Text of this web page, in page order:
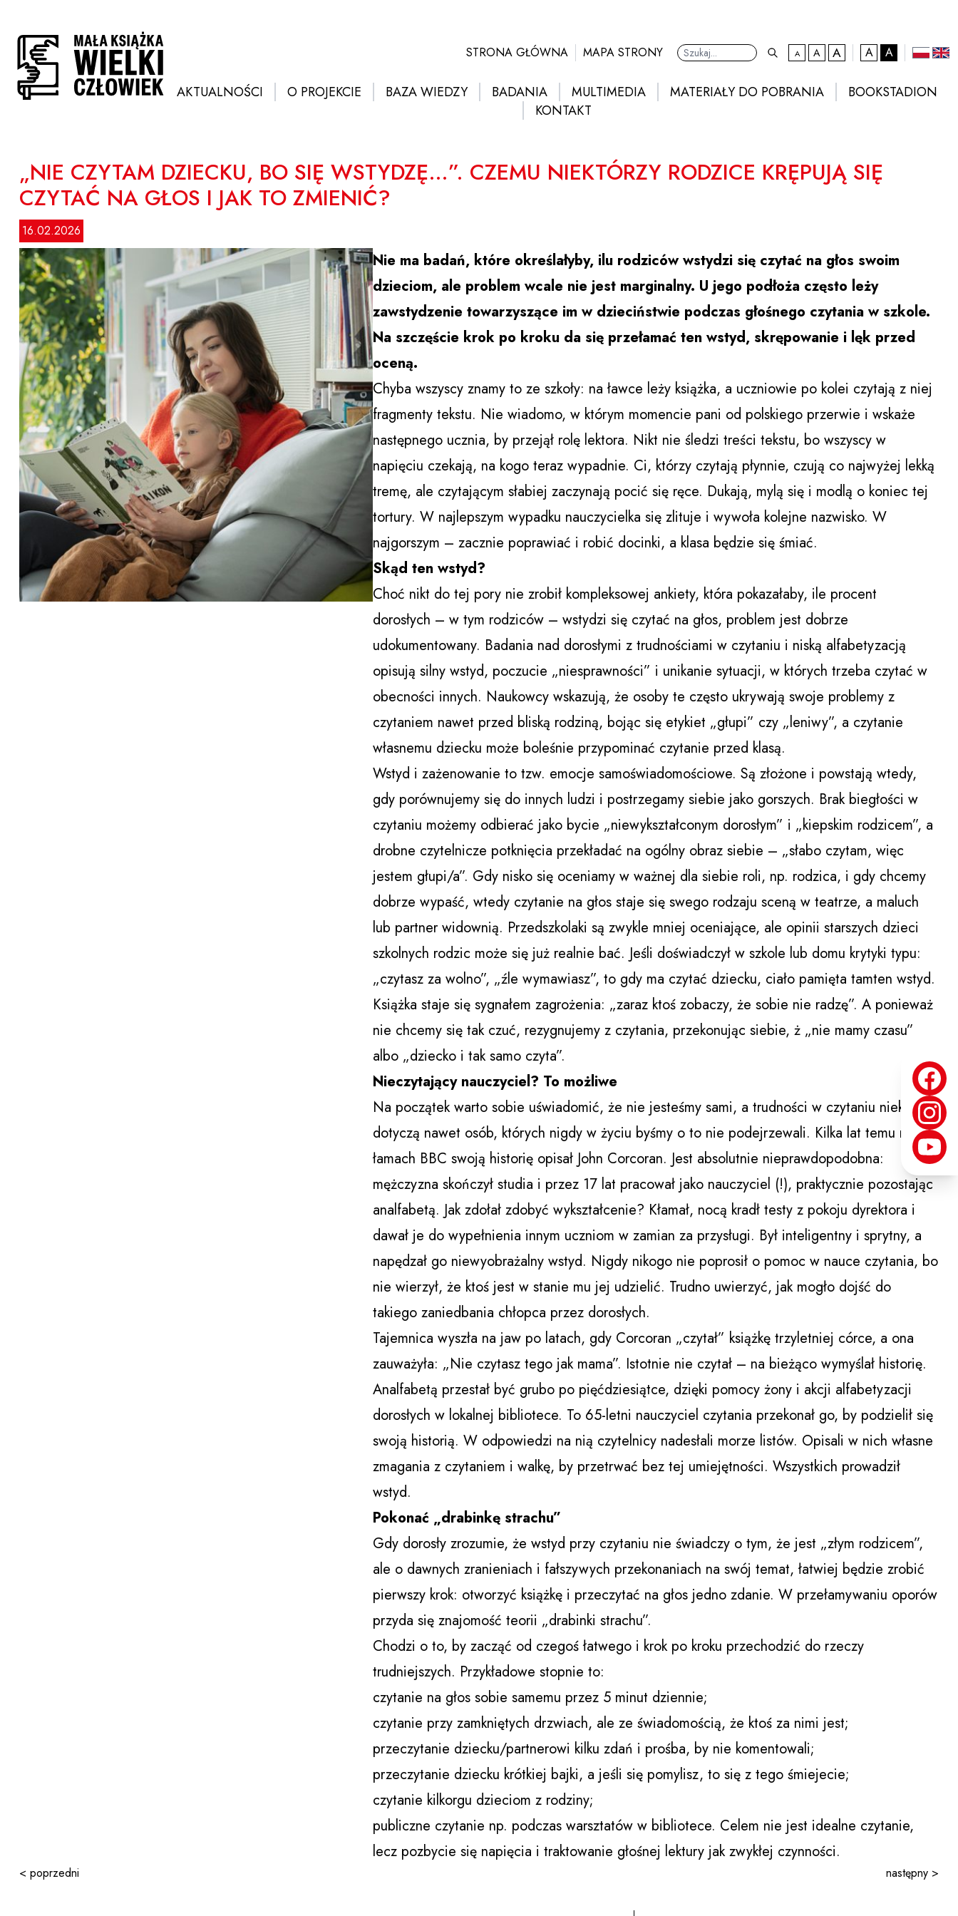
treści
STRONA GŁÓWNA MAPA STRONY Ustawienia Adomyślna czcionka
Awiększa czcionka
Anajwiększa czcionka
A kontrast domyślny
A polski
AKTUALNOŚCI O PROJEKCIE BAZA WIEDZY BADANIA MULTIMEDIA MATERIAŁY DO POBRANIA
BOOKSTADION
KONTAKT
„NIE CZYTAM DZIECKU, BO SIĘ WSTYDZĘ…”. CZEMU NIEKTÓRZY RODZICE KRĘPUJĄ SIĘ
CZYTAĆ NA GŁOS I JAK TO ZMIENIĆ?
16.02.2026
Nie ma badań, które określałyby, ilu rodziców wstydzi się czytać na głos swoim
dzieciom, ale problem wcale nie jest marginalny. U jego podłoża często leży
zawstydzenie towarzyszące im w dzieciństwie podczas głośnego czytania w szkole.
Na szczęście krok po kroku da się przełamać ten wstyd, skrępowanie i lęk przed
oceną.
Chyba wszyscy znamy to ze szkoły: na ławce leży książka, a uczniowie po kolei czytają z niej
fragmenty tekstu. Nie wiadomo, w którym momencie pani od polskiego przerwie i wskaże
następnego ucznia, by przejął rolę lektora. Nikt nie śledzi treści tekstu, bo wszyscy w
napięciu czekają, na kogo teraz wypadnie. Ci, którzy czytają płynnie, czują co najwyżej lekką
tremę, ale czytającym słabiej zaczynają pocić się ręce. Dukają, mylą się i modlą o koniec tej
tortury. W najlepszym wypadku nauczycielka się zlituje i wywoła kolejne nazwisko. W
najgorszym – zacznie poprawiać i robić docinki, a klasa będzie się śmiać.
Skąd ten wstyd?
Choć nikt do tej pory nie zrobił kompleksowej ankiety, która pokazałaby, ile procent
dorosłych – w tym rodziców – wstydzi się czytać na głos, problem jest dobrze
udokumentowany. Badania nad dorosłymi z trudnościami w czytaniu i niską alfabetyzacją
opisują silny wstyd, poczucie „niesprawności” i unikanie sytuacji, w których trzeba czytać w
obecności innych. Naukowcy wskazują, że osoby te często ukrywają swoje problemy z
czytaniem nawet przed bliską rodziną, bojąc się etykiet „głupi” czy „leniwy”, a czytanie
własnemu dziecku może boleśnie przypominać czytanie przed klasą.
Wstyd i zażenowanie to tzw. emocje samoświadomościowe. Są złożone i powstają wtedy,
gdy porównujemy się do innych ludzi i postrzegamy siebie jako gorszych. Brak biegłości w
czytaniu możemy odbierać jako bycie „niewykształconym dorosłym” i „kiepskim rodzicem”, a
drobne czytelnicze potknięcia przekładać na ogólny obraz siebie – „słabo czytam, więc
jestem głupi/a”. Gdy nisko się oceniamy w ważnej dla siebie roli, np. rodzica, i gdy chcemy
dobrze wypaść, wtedy czytanie na głos staje się swego rodzaju sceną w teatrze, a maluch
lub partner widownią. Przedszkolaki są zwykle mniej oceniające, ale opinii starszych dzieci
szkolnych rodzic może się już realnie bać. Jeśli doświadczył w szkole lub domu krytyki typu:
„czytasz za wolno”, „źle wymawiasz”, to gdy ma czytać dziecku, ciało pamięta tamten wstyd.
Książka staje się sygnałem zagrożenia: „zaraz ktoś zobaczy, że sobie nie radzę”. A ponieważ
nie chcemy się tak czuć, rezygnujemy z czytania, przekonując siebie, ż „nie mamy czasu”
albo „dziecko i tak samo czyta”.
Nieczytający nauczyciel? To możliwe
Na początek warto sobie uświadomić, że nie jesteśmy sami, a trudności w czytaniu niekiedy
dotyczą nawet osób, których nigdy w życiu byśmy o to nie podejrzewali. Kilka lat temu na
łamach BBC swoją historię opisał John Corcoran. Jest absolutnie nieprawdopodobna:
mężczyzna skończył studia i przez 17 lat pracował jako nauczyciel (!), praktycznie pozostając
analfabetą. Jak zdołał zdobyć wykształcenie? Kłamał, nocą kradł testy z pokoju dyrektora i
dawał je do wypełnienia innym uczniom w zamian za przysługi. Był inteligentny i sprytny, a
napędzał go niewyobrażalny wstyd. Nigdy nikogo nie poprosił o pomoc w nauce czytania, bo
nie wierzył, że ktoś jest w stanie mu jej udzielić. Trudno uwierzyć, jak mogło dojść do
takiego zaniedbania chłopca przez dorosłych.
Tajemnica wyszła na jaw po latach, gdy Corcoran „czytał” książkę trzyletniej córce, a ona
zauważyła: „Nie czytasz tego jak mama”. Istotnie nie czytał – na bieżąco wymyślał historię.
Analfabetą przestał być grubo po pięćdziesiątce, dzięki pomocy żony i akcji alfabetyzacji
dorosłych w lokalnej bibliotece. To 65-letni nauczyciel czytania przekonał go, by podzielił się
swoją historią. W odpowiedzi na nią czytelnicy nadesłali morze listów. Opisali w nich własne
zmagania z czytaniem i walkę, by przetrwać bez tej umiejętności. Wszystkich prowadził
wstyd.
Pokonać „drabinkę strachu”
Gdy dorosły zrozumie, że wstyd przy czytaniu nie świadczy o tym, że jest „złym rodzicem”,
ale o dawnych zranieniach i fałszywych przekonaniach na swój temat, łatwiej będzie zrobić
pierwszy krok: otworzyć książkę i przeczytać na głos jedno zdanie. W przełamywaniu oporów
przyda się znajomość teorii „drabinki strachu”.
Chodzi o to, by zacząć od czegoś łatwego i krok po kroku przechodzić do rzeczy
trudniejszych. Przykładowe stopnie to:
czytanie na głos sobie samemu przez 5 minut dziennie;
czytanie przy zamkniętych drzwiach, ale ze świadomością, że ktoś za nimi jest;
przeczytanie dziecku/partnerowi kilku zdań i prośba, by nie komentowali;
przeczytanie dziecku krótkiej bajki, a jeśli się pomylisz, to się z tego śmiejecie;
czytanie kilkorgu dzieciom z rodziny;
publiczne czytanie np. podczas warsztatów w bibliotece. Celem nie jest idealne czytanie,
lecz pozbycie się napięcia i traktowanie głośnej lektury jak zwykłej czynności.
< poprzedni następny >